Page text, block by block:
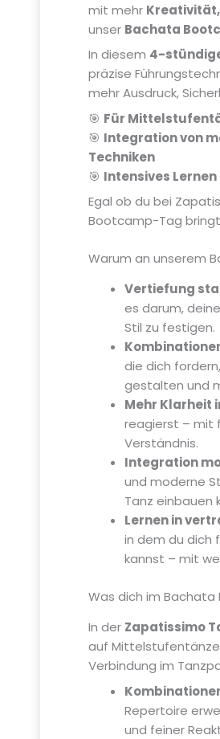
mit mehr
unser Bachata
In diesem 4-
präzise
mehr Ausdruck,
🎯 Für
🎯 Integration von
Techniken
🎯 Intensives
Egal ob du bei
Bootcamp-Tag
Warum an unserem
Vertiefung
es darum,
Stil zu festigen.
die dich
gestalten und
Mehr Klarheit
reagierst – mit
Verständnis.
Integration
und moderne
Tanz einbauen
Lernen in
in dem du dich
kannst – mit
Was dich im
In der Zapatissimo
auf
Verbindung im
Repertoire
und feiner